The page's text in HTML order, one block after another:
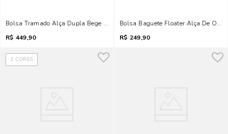
Bolsa Tramado Alça Dupla Bege Areia
R$ 449,90
Bolsa Baguete Floater Alça De
R$ 249,90
3 CORES